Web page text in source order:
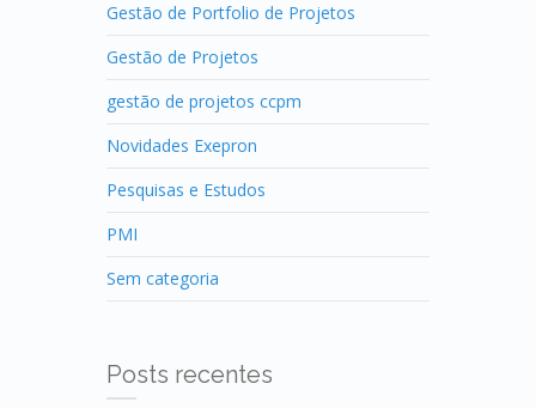
Gestão de Portfolio de Projetos
Gestão de Projetos
gestão de projetos ccpm
Novidades Exepron
Pesquisas e Estudos
PMI
Sem categoria
Posts recentes